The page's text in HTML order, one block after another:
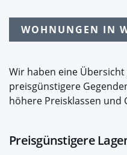
WOHNUNGEN IN
Wir haben eine
preisgünstigere
höhere Preisklassen und
Preisgünstigere